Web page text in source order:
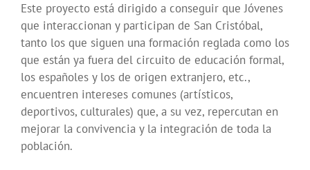
Este proyecto está dirigido a conseguir que Jóvenes
que interaccionan y participan de San Cristóbal,
tanto los que siguen una formación reglada como los
que están ya fuera del circuito de educación formal,
los españoles y los de origen extranjero, etc.,
encuentren intereses comunes (artísticos,
deportivos, culturales) que, a su vez, repercutan en
mejorar la convivencia y la integración de toda la
población.